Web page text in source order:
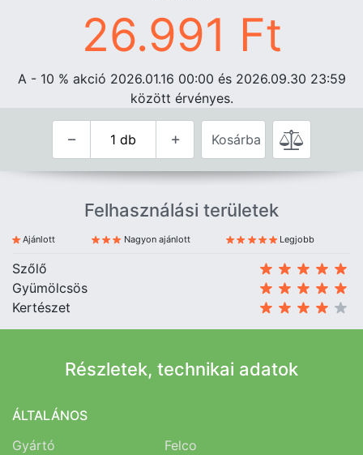
26.991 Ft
A - 10 % akció 2026.01.16 00:00 és 2026.09.30 23:59
között érvényes.
Kosárba
Felhasználási területek
Ajánlott Nagyon ajánlott Legjobb
Szőlő
Gyümölcsös
Kertészet
Részletek, technikai adatok
ÁLTALÁNOS
Gyártó
Felco